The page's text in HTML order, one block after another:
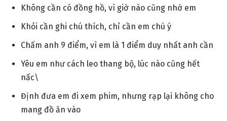
Không cần có đồng hồ, vì giờ nào cũng nhớ em
Khỏi cần ghi chú thích, chỉ cần em chú ý
Chấm anh 9 điểm, vì em là 1 điểm duy nhất anh cần
Yêu em như cách leo thang bộ, lúc nào cũng hết
nấc\
Định đưa em đi xem phim, nhưng rạp lại không cho
mang đồ ăn vào